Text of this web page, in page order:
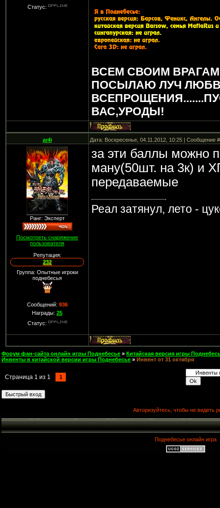
Статус:
ВСЕМ СВОИМ
ПОСЫЛАЮ ЛУЧ
ВАС,УРОДЫ!
ar4i Дата: Воскресенье, 04.11.2012, 10:25 | Сообщение
Ранг: Эксперт
Посмотреть снаряжение
пользователя
Репутация:
232
Группа: Опытные игроки
поднебесья
Сообщений: 936
Награды: 25
Статус:
за эти баллы можно
ману(50шт. на 3к) и
передаваемые
Реал затянул, лето -
Форум фан-сайта онлайн игры Поднебесье » Китайская версия игры
Инвенты в китайской версии игры Поднебесье » Инвент от 31 октября
Страница 1 из 1 1
Авторизуйтесь, чтобы не видеть
Поднебесье онлайн игра